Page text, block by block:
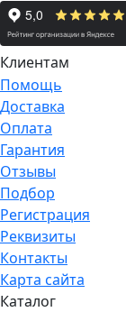
Клиентам
Помощь
Доставка
Оплата
Гарантия
Отзывы
Подбор
Регистрация
Реквизиты
Контакты
Карта сайта
Каталог